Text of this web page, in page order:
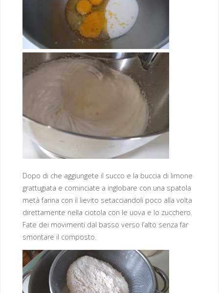
Dopo di che aggiungete il succo e la buccia di limone
grattugiata e cominciate a inglobare con una spatola
metà farina con il lievito setacciandoli poco alla volta
direttamente nella ciotola con le uova e lo zucchero.
Fate dei movimenti dal basso verso l’alto senza far
smontare il composto.